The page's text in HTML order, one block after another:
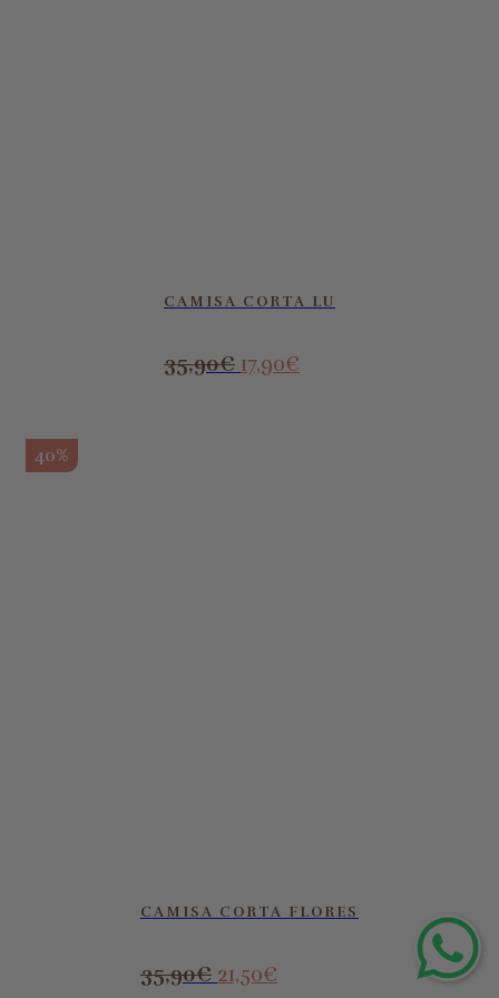
CAMISA CORTA LU
35,90€ 17,90€
40%
CAMISA CORTA FLORES
35,90€ El
21,50€